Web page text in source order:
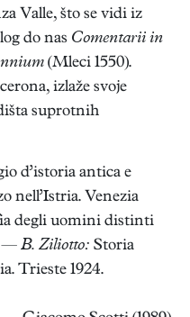
Valle, što se vidi iz
do nas Comentarii in
(Mleci 1550).
izlaže svoje
suprotnih
d’istoria antica e
nell’Istria. Venezia
degli uomini distinti
— B. Ziliotto: Storia
Trieste 1924.